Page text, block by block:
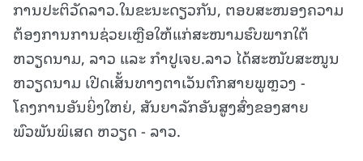
ການປະຕິວັດລາວ.ໃນຂະນະດຽວກັນ, ຕອບສະໜອງຄວາມ
ຕ້ອງການການຊ່ວຍເຫຼືອໃຫ້ແກ່ສະໜາມຮົບພາກໃຕ້
ຫວຽດນາມ, ລາວ ແລະ ກຳປູເຈຍ.ລາວ ໄດ້ສະໜັບສະໜູນ
ຫວຽດນາມ ເປີດເສັ້ນທາງຕາເວັນຕົກສາຍພູຫຼວງ -
ໂຄງການອັນຍິ່ງໃຫຍ່, ສັນຍາລັກອັນສູງສົ່ງຂອງສາຍ
ພົວພັນພິເສດ ຫວຽດ - ລາວ.